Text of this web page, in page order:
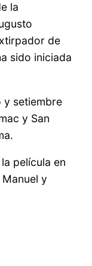
la
de
sido iniciada
y setiembre
y San
película en
y